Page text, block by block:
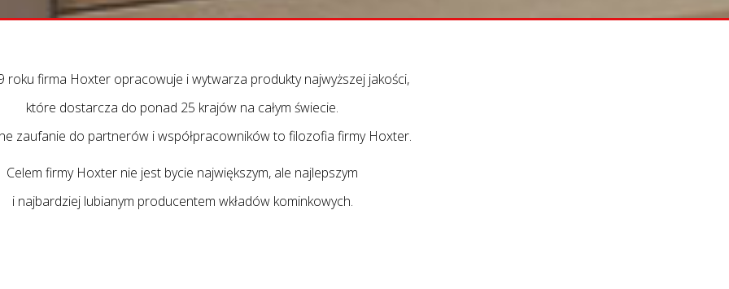
roku firma Hoxter opracowuje i wytwarza produkty najwyższej jakości,
które dostarcza do ponad 25 krajów na całym świecie.
zaufanie do partnerów i współpracowników to filozofia firmy Hoxter.
Celem firmy Hoxter nie jest bycie największym, ale najlepszym
i najbardziej lubianym producentem wkładów kominkowych.